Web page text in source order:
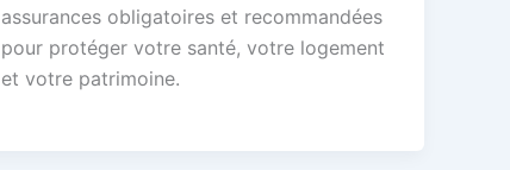
assurances obligatoires et recommandées
pour protéger votre santé, votre logement
et votre patrimoine.